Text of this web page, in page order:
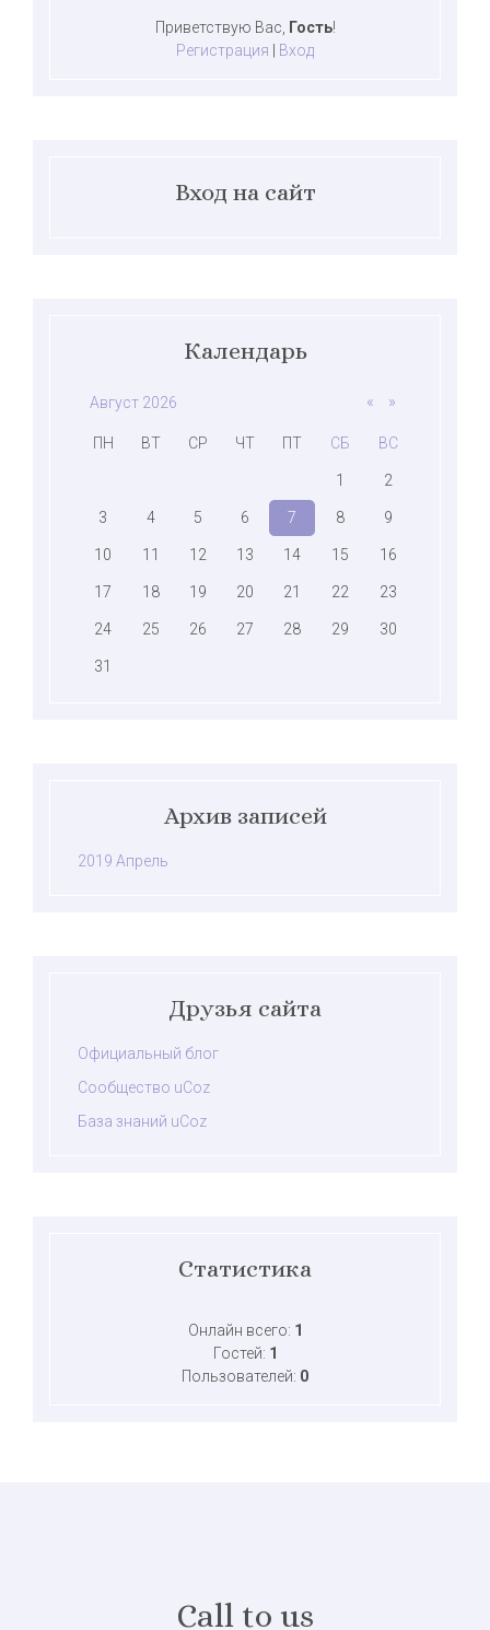
Приветствую Вас Гость!
Регистрация
Вход
Вход на сайт
Календарь
«
Август 2026 »
ПН ВТ СР ЧТ ПТ СБ ВС
1 2
3 4 5 6 7 8 9
10 11 12 13 14 15 16
17 18 19 20 21 22 23
24 25 26 27 28 29 30
31
Архив записей
2019 Апрель
Друзья сайта
Официальный блог
Сообщество uCoz
База знаний uCoz
Статистика
Онлайн всего: 1
Гостей: 1
Пользователей: 0
Call to us